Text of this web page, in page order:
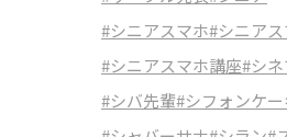
#シニアスマホ#シニア
#シニアスマホ講座#シネ
#シバ先輩#シフォンケー